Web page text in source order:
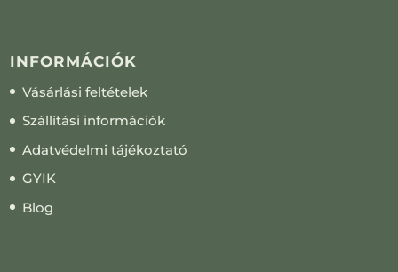
INFORMÁCIÓK
Vásárlási feltételek
Szállítási információk
Adatvédelmi tájékoztató
GYIK
Blog